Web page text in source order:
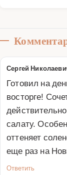
Сергей
Готовил на
восторге!
салату.
оттеняет
еще раз на
Ответить